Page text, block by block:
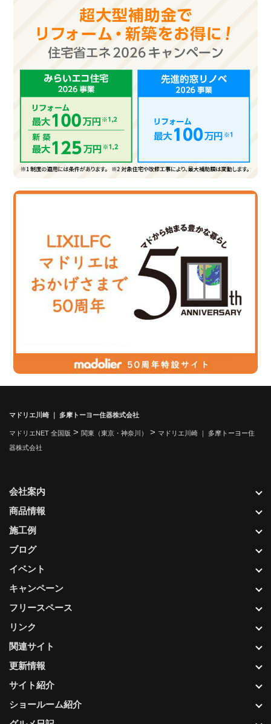
マドリエ川崎 ｜ 多摩トーヨー住器株式会社
マドリエNET 全国版 > 関東（東京・神奈川） > マドリエ川崎 ｜ 多摩トーヨー住
器株式会社
更新情報
サイト紹介
ショールーム紹介
会社案内
商品情報
施工例
ブログ
イベント
キャンペーン
フリースペース
リンク
関連サイト